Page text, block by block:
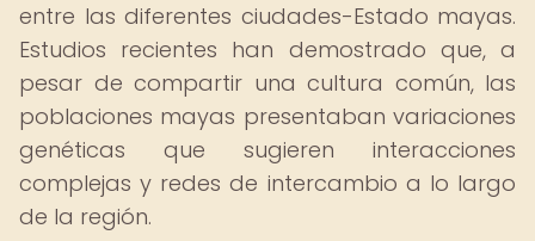
entre las diferentes ciudades-Estado mayas.
Estudios recientes han demostrado que, a
pesar de compartir una cultura común, las
poblaciones mayas presentaban variaciones
genéticas que sugieren interacciones
complejas y redes de intercambio a lo largo
de la región.